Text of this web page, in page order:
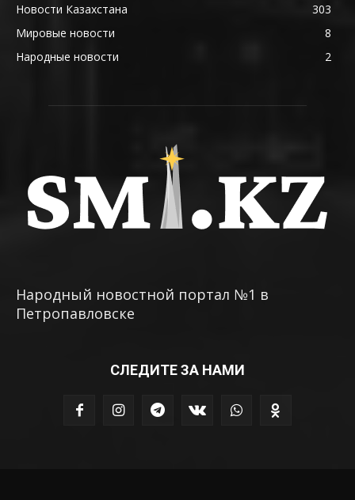
Новости Казахстана
303
Мировые новости
8
Народные новости
2
Народный новостной портал №1 в
Петропавловске
СЛЕДИТЕ ЗА НАМИ